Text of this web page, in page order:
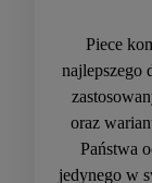
Piece
najlepszego
oraz
Państwa
jedynego w